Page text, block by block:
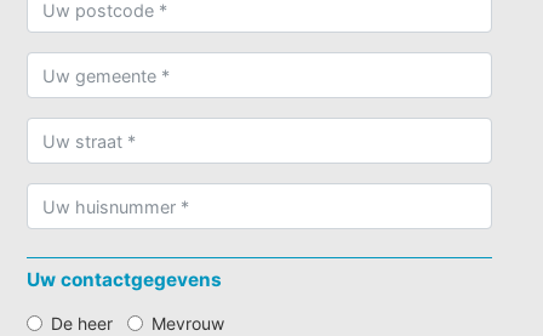
Uw contactgegevens
De heer Mevrouw